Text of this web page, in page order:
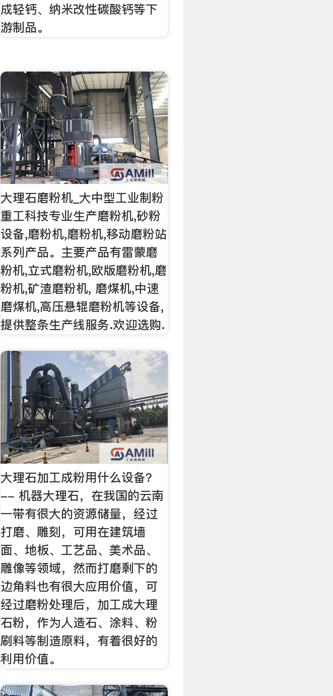
成轻钙、纳米改性碳酸钙等下
游制品。
大理石磨粉机_大中型工业制粉
重工科技专业生产磨粉机,砂粉
设备,磨粉机,磨粉机,移动磨粉站
系列产品。主要产品有雷蒙磨
粉机,立式磨粉机,欧版磨粉机,磨
粉机,矿渣磨粉机, 磨煤机,中速
磨煤机,高压悬辊磨粉机等设备,
提供整条生产线服务.欢迎选购.
大理石加工成粉用什么设备？
-- 机器大理石，在我国的云南
一带有很大的资源储量，经过
打磨、雕刻，可用在建筑墙
面、地板、工艺品、美术品、
雕像等领域，然而打磨剩下的
边角料也有很大应用价值，可
经过磨粉处理后，加工成大理
石粉，作为人造石、涂料、粉
刷料等制造原料，有着很好的
利用价值。